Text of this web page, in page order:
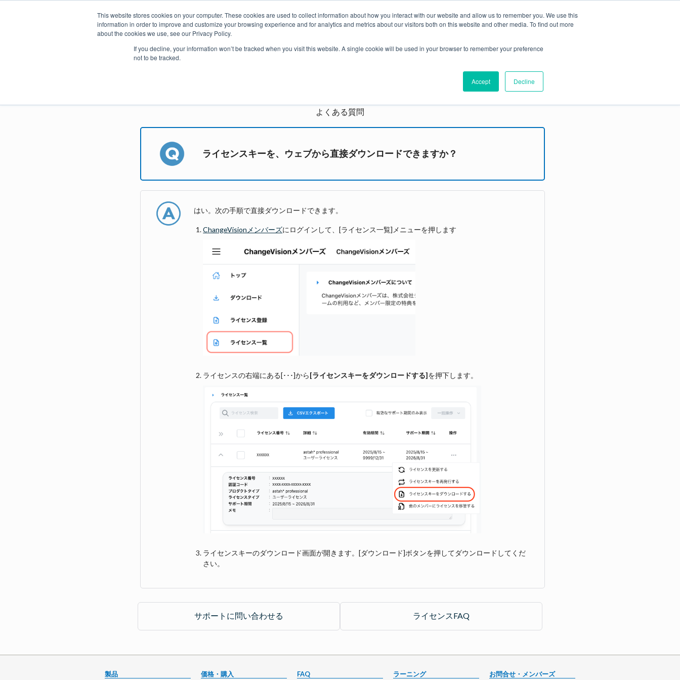
This website stores cookies on your computer. These cookies are used to collect information about how you interact with our website and allow us to remember you. We use this
information in order to improve and customize your browsing experience and for analytics and metrics about our visitors both on this website and other media. To find out more
about the cookies we use, see our Privacy Policy.
If you decline, your information won’t be tracked when you visit this website. A single cookie will be used in your browser to remember your preference
not to be tracked.
Accept Decline
無料トライアル
よくある質問
ライセンスキーを、ウェブから直接ダウンロードできますか？
はい。次の手順で直接ダウンロードできます。
ChangeVisionメンバーズにログインして、[ライセンス一覧]メニューを押します
ライセンスの右端にある[･･･]から[ライセンスキーをダウンロードする]を押下します。
ライセンスキーのダウンロード画面が開きます。[ダウンロード]ボタンを押してダウンロードしてくだ
さい。
サポートに問い合わせる ライセンスFAQ
製品 価格・購入 FAQ ラーニング お問合せ・メンバーズ